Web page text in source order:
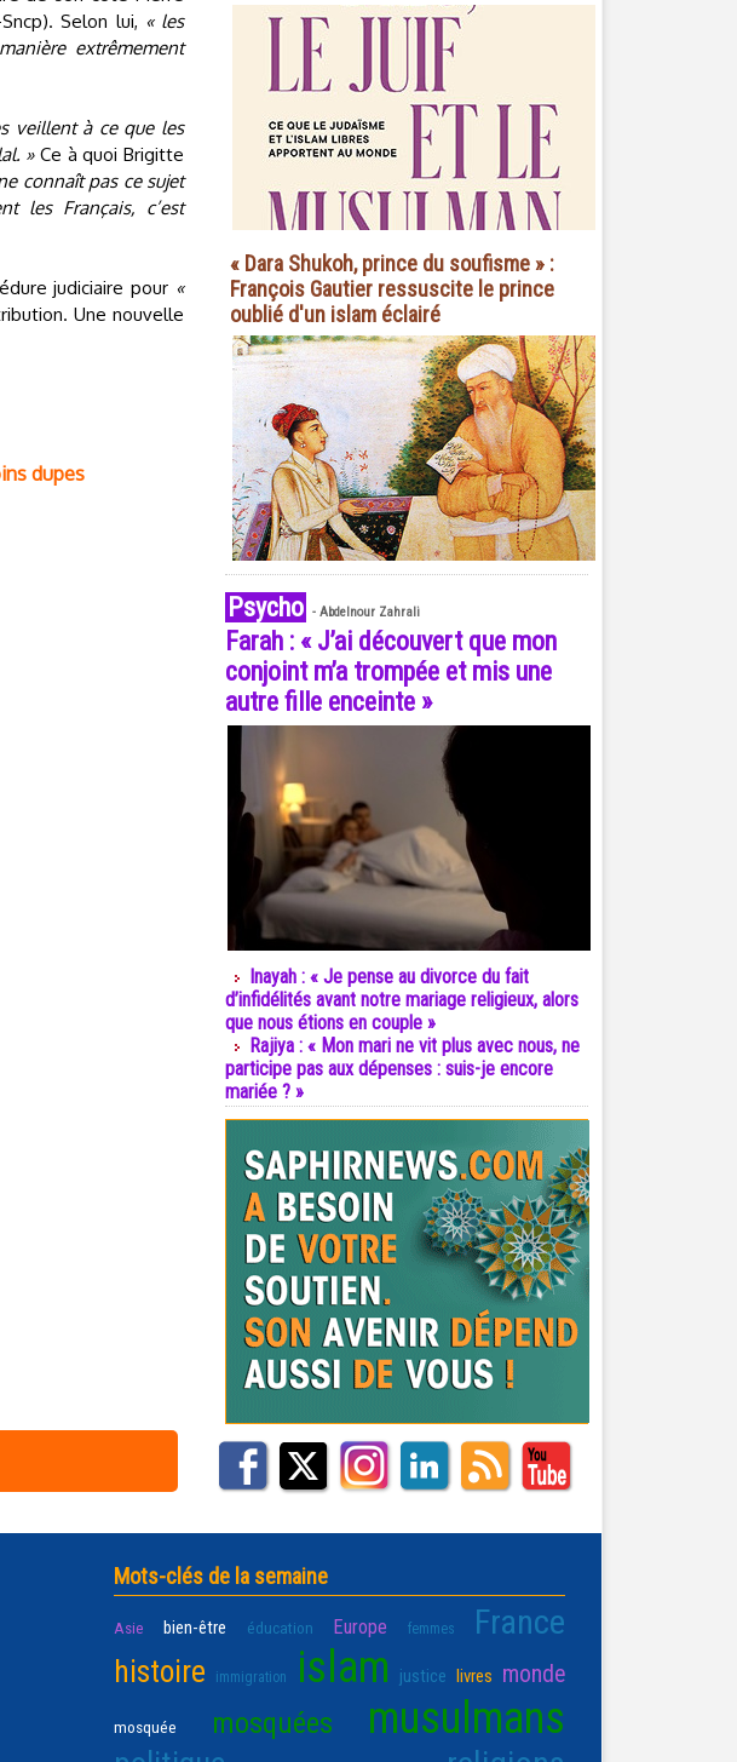
Selon lui, « les
extrêmement
veillent à ce que les
»Ce à quoi Brigitte
connaît pas ce sujet
les Français, c’est
judiciaire pour «
Une nouvelle
dupes
« Dara Shukoh, prince du soufisme » :
François Gautier ressuscite le prince
oublié d'un islam éclairé
Psycho - Abdelnour Zahrali
Farah : « J’ai découvert que mon
conjoint m’a trompée et mis une
autre fille enceinte »
Inayah : « Je pense au divorce du fait
d’infidélités avant notre mariage religieux, alors
que nous étions en couple »
Rajiya : « Mon mari ne vit plus avec nous, ne
participe pas aux dépenses : suis-je encore
mariée ? »
Mots-clés de la semaine
Asie bien-être éducation Europe femmes France
histoire immigration islam justice livres monde
mosquée mosquées musulmans